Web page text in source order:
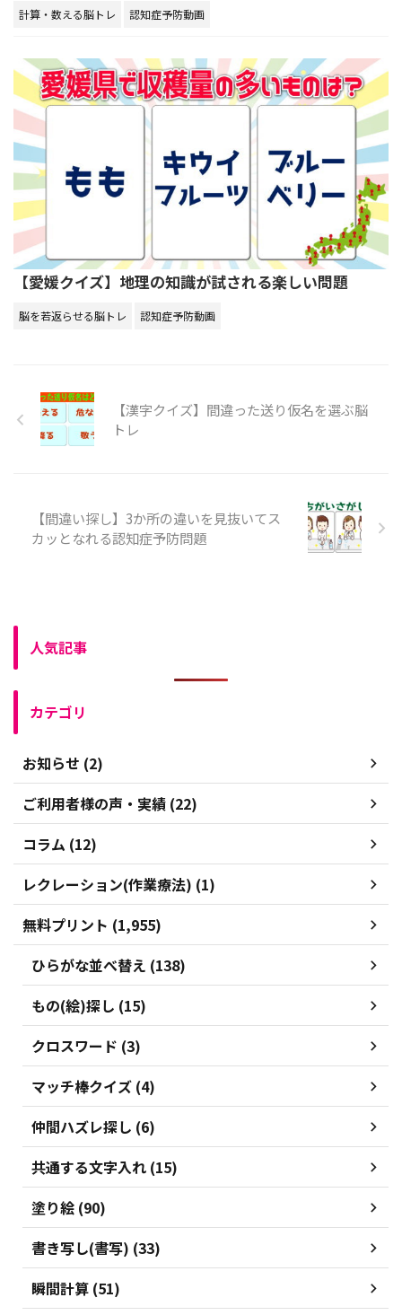
計算・数える脳トレ 認知症予防動画
【愛媛クイズ】地理の知識が試される楽しい問題
脳を若返らせる脳トレ 認知症予防動画
【漢字クイズ】間違った送り仮名を選ぶ脳
トレ
【間違い探し】3か所の違いを見抜いてス
カッとなれる認知症予防問題
人気記事
カテゴリ
お知らせ (2)
ご利用者様の声・実績 (22)
コラム (12)
レクレーション(作業療法) (1)
無料プリント (1,955)
ひらがな並べ替え (138)
もの(絵)探し (15)
クロスワード (3)
マッチ棒クイズ (4)
仲間ハズレ探し (6)
共通する文字入れ (15)
塗り絵 (90)
書き写し(書写) (33)
瞬間計算 (51)